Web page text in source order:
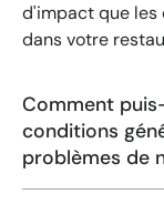
d'impact que les
dans votre
Comment
conditions
problèmes de